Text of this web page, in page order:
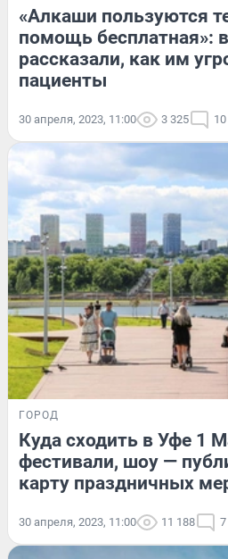
«Алкаши пользуются
помощь бесплатная»:
рассказали, как им
пациенты
30 апреля, 2023, 11:00 3 325 10
ГОРОД
Куда сходить в Уфе 1
фестивали, шоу —
карту праздничных
30 апреля, 2023, 11:00 11 188 7